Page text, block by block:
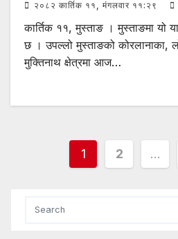
२०८२ कार्तिक ११, मंगलवार ११:२९
कार्तिक ११, मुस्ताङ । मुस्ताङमा यो
छ । उपल्लो मुस्ताङको कोरलानाका,
मुक्तिनाथ क्षेत्रमा आज…
Posts
1 2 …